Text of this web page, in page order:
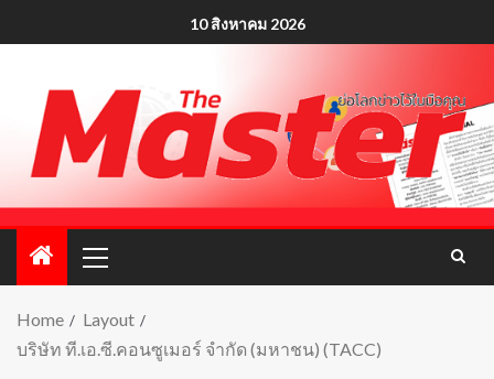
10 สิงหาคม 2026
Home
Layout
บริษัท ที.เอ.ซี.คอนซูเมอร์ จำกัด (มหาชน) (TACC)